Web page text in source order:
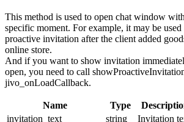
This method is used to open chat window
specific moment. For example, it may be
proactive invitation after the client added
online store.
And if you want to show invitation
open, you need to call
jivo_onLoadCallback.
Name Type
invitation_text
string
Invitation